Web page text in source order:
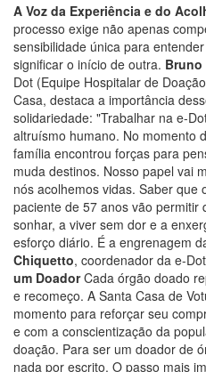
A Voz da Experiência e do
processo exige não apenas
sensibilidade única para
significar o início de outra.
Dot (Equipe Hospitalar de
Casa, destaca a importância
solidariedade: "Trabalhar na e-
altruísmo humano. No momento
família encontrou forças para
muda destinos. Nosso papel vai
nós acolhemos vidas. Saber que
paciente de 57 anos vão permitir
sonhar, a viver sem dor e a
esforço diário. É a engrenagem
Chiquetto, coordenador da e-
um DoadorCada órgão doado
e recomeço. A Santa Casa de
momento para reforçar seu
e com a conscientização da
doação. Para ser um doador de
nada por escrito. O passo mais